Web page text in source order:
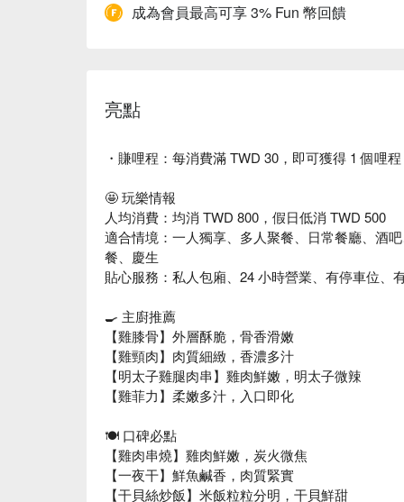
成為會員最高可享 3% Fun 幣回饋
亮點
・賺哩程：每消費滿 TWD 30，即可獲得 1 個哩程
🤩 玩樂情報
人均消費：均消 TWD 800，假日低消 TWD 500
適合情境：一人獨享、多人聚餐、日常餐廳、酒
餐、慶生
貼心服務：私人包廂、24 小時營業、有停車位、
🍳 主廚推薦
【雞膝骨】外層酥脆，骨香滑嫩
【雞頸肉】肉質細緻，香濃多汁
【明太子雞腿肉串】雞肉鮮嫩，明太子微辣
【雞菲力】柔嫩多汁，入口即化
🍽️ 口碑必點
【雞肉串燒】雞肉鮮嫩，炭火微焦
【一夜干】鮮魚鹹香，肉質緊實
【干貝絲炒飯】米飯粒粒分明，干貝鮮甜